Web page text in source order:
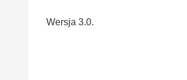
Wersja 3.0.